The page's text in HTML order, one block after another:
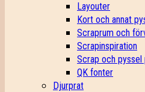
Layouter
Kort och annat
Scraprum och
Scrapinspiration
Scrap och
QK fonter
Djurprat